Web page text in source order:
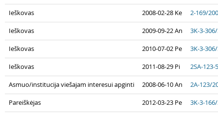
Ieškovas 2008-02-28 Ke 2-169/
Ieškovas 2009-09-22 An 3K-3-
Ieškovas 2010-07-02 Pe 3K-3-
Ieškovas 2011-08-29 Pi 2SA-123-
Asmuo/institucija viešajam interesui apginti 2008-06-10 An 2A-123/
Pareiškėjas 2012-03-23 Pe 3K-3-